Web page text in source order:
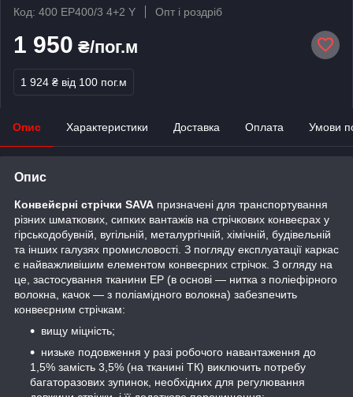
Код: 400 ЕР400/3 4+2 Y
Опт і роздріб
1 950 ₴/пог.м
1 924 ₴ від 100 пог.м
Опис Характеристики Доставка Оплата Умови
Опис
Конвейєрні стрічки SAVA призначені для транспортування
різних шматкових, сипких вантажів на стрічкових конвеєрах у
гірськодобувній, вугільній, металургічній, хімічній, будівельній
та інших галузях промисловості. З погляду експлуатації каркас
є найважливішим елементом конвеєрних стрічок. З огляду на
це, застосування тканини ЕР (в основі — нитка з поліефірного
волокна, качок — з поліамідного волокна) забезпечить
конвеєрним стрічкам:
вищу міцність;
низьке подовження у разі робочого навантаження до
1,5% замість 3,5% (на тканині ТК) виключить потребу
багаторазових зупинок, необхідних для регулювання